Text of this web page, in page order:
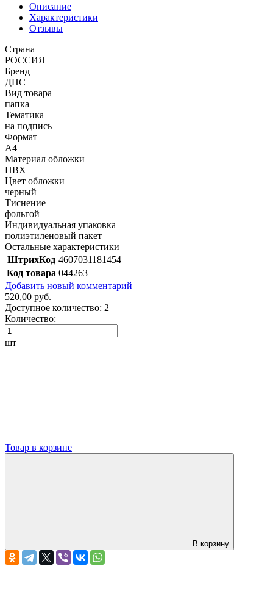
Описание
Характеристики
Отзывы
Страна
РОССИЯ
Бренд
ДПС
Вид товара
папка
Тематика
на подпись
Формат
A4
Материал обложки
ПВХ
Цвет обложки
черный
Тиснение
фольгой
Индивидуальная упаковка
полиэтиленовый пакет
Остальные характеристики
ШтрихКод 4607031181454
Код товара 044263
Добавить новый комментарий
520,00 руб.
Доступное количество: 2
Количество:
шт
Товар в корзине
В корзину